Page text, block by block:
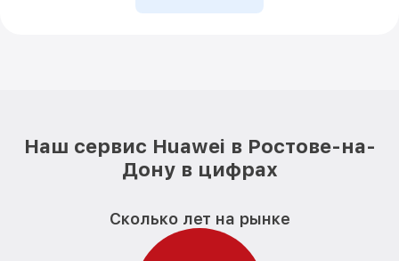
Наш сервис Huawei в Ростове-на-
Дону в цифрах
Сколько лет на рынке